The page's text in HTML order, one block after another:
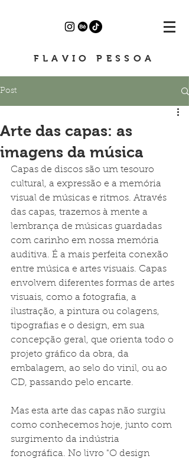
FLAVIO PESSOA
Post
Arte das capas: as
imagens da música
Capas de discos são um tesouro
cultural, a expressão e a memória
visual de músicas e ritmos. Através
das capas, trazemos à mente a
lembrança de músicas guardadas
com carinho em nossa memória
auditiva. É a mais perfeita conexão
entre música e artes visuais. Capas
envolvem diferentes formas de artes
visuais, como a fotografia, a
ilustração, a pintura ou colagens,
tipografias e o design, em sua
concepção geral, que orienta todo o
projeto gráfico da obra, da
embalagem, ao selo do vinil, ou ao
CD, passando pelo encarte.
Mas esta arte das capas não surgiu
como conhecemos hoje, junto com
surgimento da indústria
fonográfica. No livro "O design